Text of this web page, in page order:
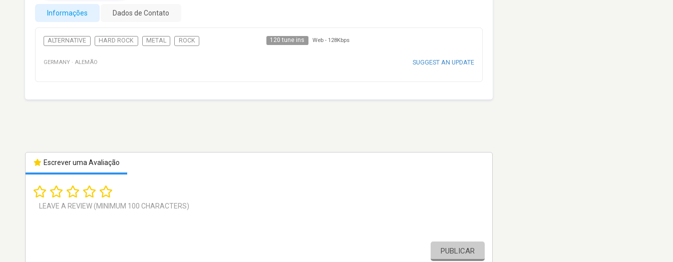
Informações Dados de Contato
ALTERNATIVE HARD ROCK METAL ROCK 120 tune ins Web - 128Kbps
GERMANY · ALEMÃO SUGGEST AN UPDATE
Escrever uma Avaliação
PUBLICAR